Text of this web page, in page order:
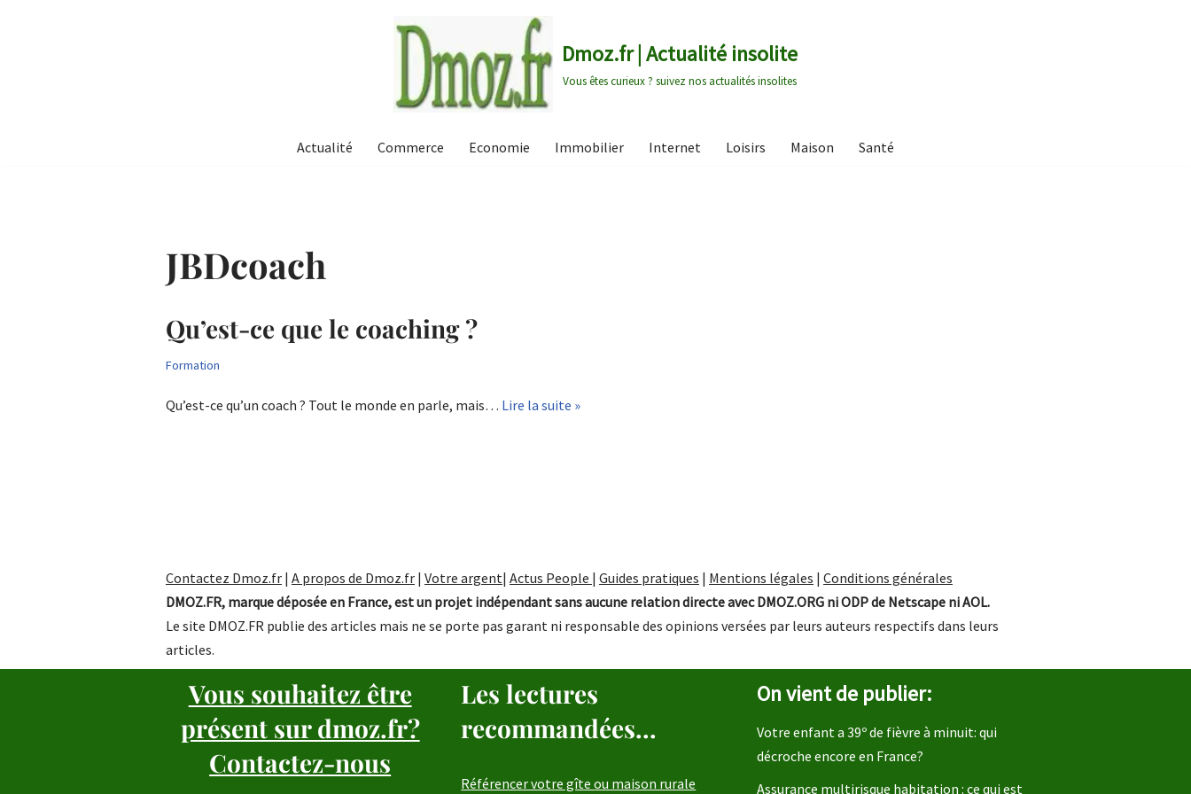
Dmoz.fr | Actualité insolite
Vous êtes curieux ? suivez nos actualités insolites
Actualité Commerce Economie Immobilier Internet Loisirs Maison Santé
JBDcoach
Qu’est-ce que le coaching ?
Formation
Qu’est-ce qu’un coach ? Tout le monde en parle, mais… Lire la suite »
Contactez Dmoz.fr | A propos de Dmoz.fr | Votre argent| Actus People | Guides pratiques | Mentions légales | Conditions générales
DMOZ.FR, marque déposée en France, est un projet indépendant sans aucune relation directe avec DMOZ.ORG ni ODP de Netscape ni AOL.
Le site DMOZ.FR publie des articles mais ne se porte pas garant ni responsable des opinions versées par leurs auteurs respectifs dans leurs
articles.
Vous souhaitez être
présent sur dmoz.fr?
Contactez-nous
Les lectures
recommandées...
Référencer votre gîte ou maison rurale
On vient de publier:
Votre enfant a 39º de fièvre à minuit: qui
décroche encore en France?
Assurance multirisque habitation : ce qui est